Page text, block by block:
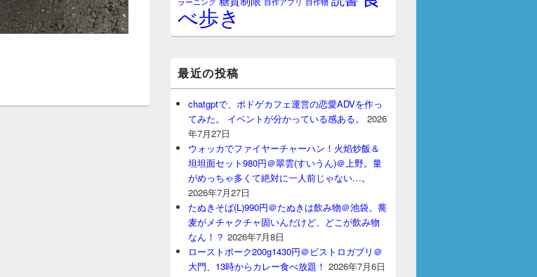
べ歩き
最近の投稿
chatgptで、ボドゲカフェ運営の恋愛ADVを作っ
てみた。 イベントが分かっている感ある。
2026
年7月27日
ウォッカでファイヤーチャーハン！火焰炒飯＆
坦坦面セット980円＠翠雲(すいうん)＠上野。量
がめっちゃ多くて絶対に一人前じゃない…。
2026年7月27日
たぬきそば(L)990円＠たぬきは飲み物＠池袋。蕎
麦がメチャクチャ固いんだけど、どこが飲み物
なん！？ 2026年7月8日
ローストポーク200g1430円＠ビストロガブリ＠
大門、13時からカレー食べ放題！ 2026年7月6日